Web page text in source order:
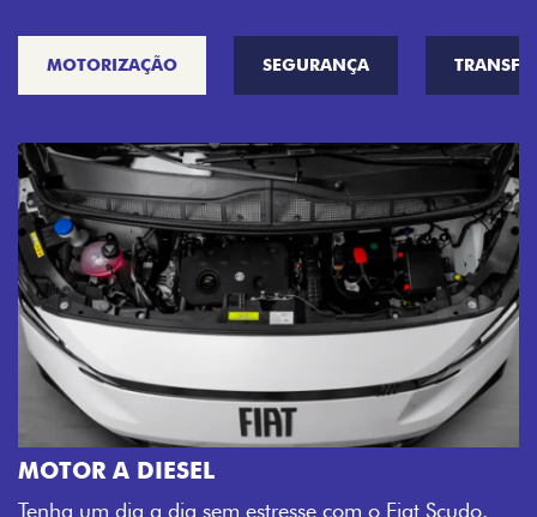
MOTORIZAÇÃO SEGURANÇA
MOTOR A DIESEL
Tenha um dia a dia sem estresse com o Fiat Scudo.